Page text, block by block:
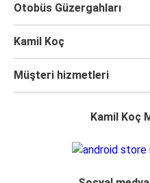
Otobüs Güzergahları
Kamil Koç
Müşteri hizmetleri
Kamil Koç